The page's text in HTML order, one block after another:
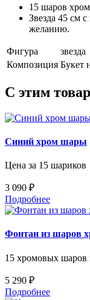
15 шаров хром
Звезда 45 см
желанию.
Фигура
звезда
Композиция Букет
С этим
Синий хром шары
Цена за 15 шариков
3 090 ₽
Подробнее
Фонтан из шаров
15 хромовых шаров
5 290 ₽
Подробнее